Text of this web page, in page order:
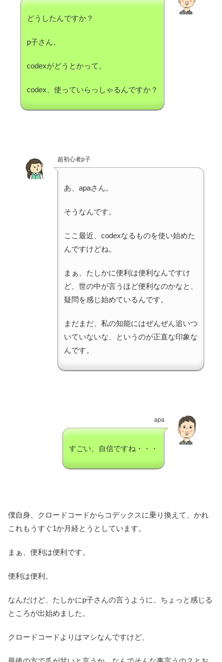
どうしたんですか？
p子さん。
codexがどうとかって。
codex、使っていらっしゃるんですか？
超初心者p子
あ、apaさん。
そうなんです。
ここ最近、codexなるものを使い始めた
んですけどね。
まぁ、たしかに便利は便利なんですけ
ど、世の中が言うほど便利なのかなと、
疑問を感じ始めているんです。
まだまだ、私の知能にはぜんぜん追いつ
いていないな、というのが正直な印象な
んです。
apa
すごい、自信ですね・・・
僕自身、クロードコードからコデックスに乗り換えて、かれ
これもうすぐ1か月経とうとしています。
まぁ、便利は便利です。
便利は便利。
なんだけど、たしかにp子さんの言うように、ちょっと感じる
ところが出始めました。
クロードコードよりはマシなんですけど、